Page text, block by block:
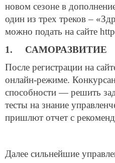
новом сезоне в
один из трех треков –
можно подать на сайте
1. САМОРАЗВИТИЕ
После регистрации на
онлайн-режиме.
способности — решить
тесты на знание
пришлют отчет с
Далее сильнейшие